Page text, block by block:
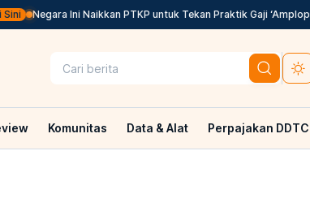
Negara Ini Naikkan PTKP untuk Tekan Praktik Gaji ‘Amplop’
Komunitas Data & Alat Perpajakan DDTC